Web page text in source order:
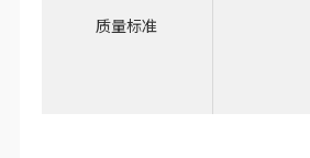
质量标准